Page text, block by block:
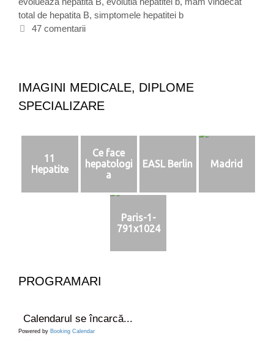
d
e
c
o
a
d
h
o
r
i
c
e
total de hepatita B, simptomele hepatitei b
47 comentarii
IMAGINI MEDICALE, DIPLOME
SPECIALIZARE
11
Hepatite
Ce face
hepatologi
a
EASL Berlin Madrid
Paris-1-
791x1024
PROGRAMARI
Calendarul se încarcă...
Powered by Booking Calendar